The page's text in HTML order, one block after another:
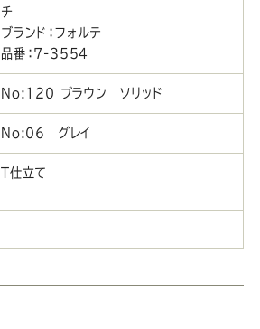
チ
ブランド：フォルテ
品番：7-3554
No:120 ブラウン ソリッド
No:06 グレイ
T仕立て